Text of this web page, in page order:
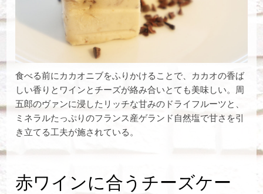
食べる前にカカオニブをふりかけることで、カカオの香ば
しい香りとワインとチーズが絡み合いとても美味しい。周
五郎のヴァンに浸したリッチな甘みのドライフルーツと、
ミネラルたっぷりのフランス産ゲランド自然塩で甘さを引
き立てる工夫が施されている。
赤ワインに合うチーズケー